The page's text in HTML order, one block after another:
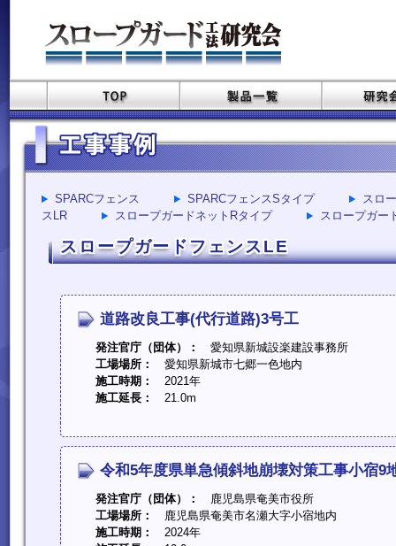
SPARCフェンス SPARCフェンスSタイプ
スロ
スLR
スロープガードネットRタイプ スロープガー
スロープガードフェンスLE
道路改良工事(代行道路)3号工
発注官庁（団体）：
愛知県新城設楽建設事務所
工場場所：
愛知県新城市七郷一色地内
施工時期：
2021年
施工延長：
21.0m
令和5年度県単急傾斜地崩壊対策工事小宿9
発注官庁（団体）：
鹿児島県奄美市役所
工場場所：
鹿児島県奄美市名瀬大字小宿地内
施工時期：
2024年